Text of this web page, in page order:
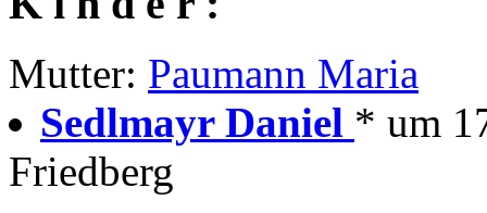
Mutter: Paumann Maria
Sedlmayr Daniel * um
Friedberg